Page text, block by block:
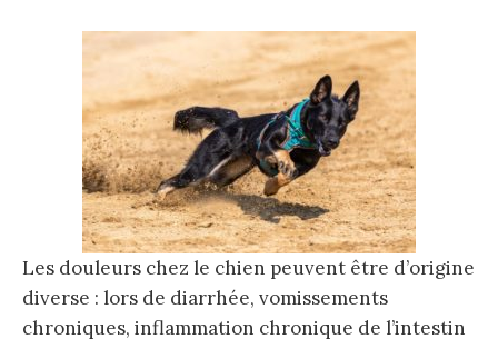
Les douleurs chez le chien peuvent être d’origine
diverse : lors de diarrhée, vomissements
chroniques, inflammation chronique de l’intestin